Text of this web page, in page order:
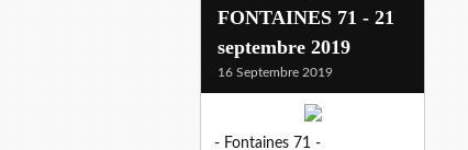
FONTAINES 71 - 21
septembre 2019
16 Septembre 2019
- Fontaines 71 -